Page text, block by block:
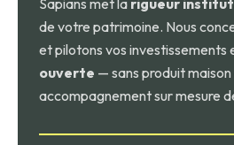
Sapians met la rigueur
de votre patrimoine. Nous
et pilotons vos investissements
ouverte — sans produit
accompagnement sur mesure